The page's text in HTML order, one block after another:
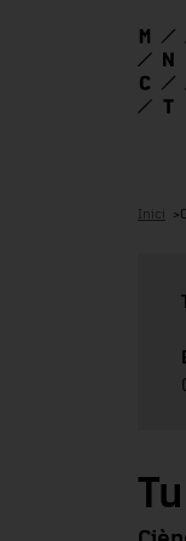
Inici